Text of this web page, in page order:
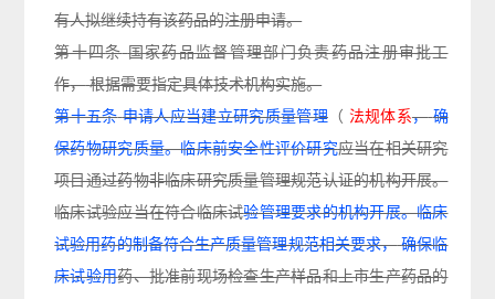
有人拟继续持有该药品的注册申请。
第十四条 国家药品监督管理部门负责药品注册审批工
作， 根据需要指定具体技术机构实施。
第十五条 申请人应当建立研究质量管理（ 法规体系， 确
保药物研究质量。临床前安全性评价研究应当在相关研究
项目通过药物非临床研究质量管理规范认证的机构开展。
临床试验应当在符合临床试验管理要求的机构开展。临床
试验用药的制备符合生产质量管理规范相关要求， 确保临
床试验用药、批准前现场检查生产样品和上市生产药品的